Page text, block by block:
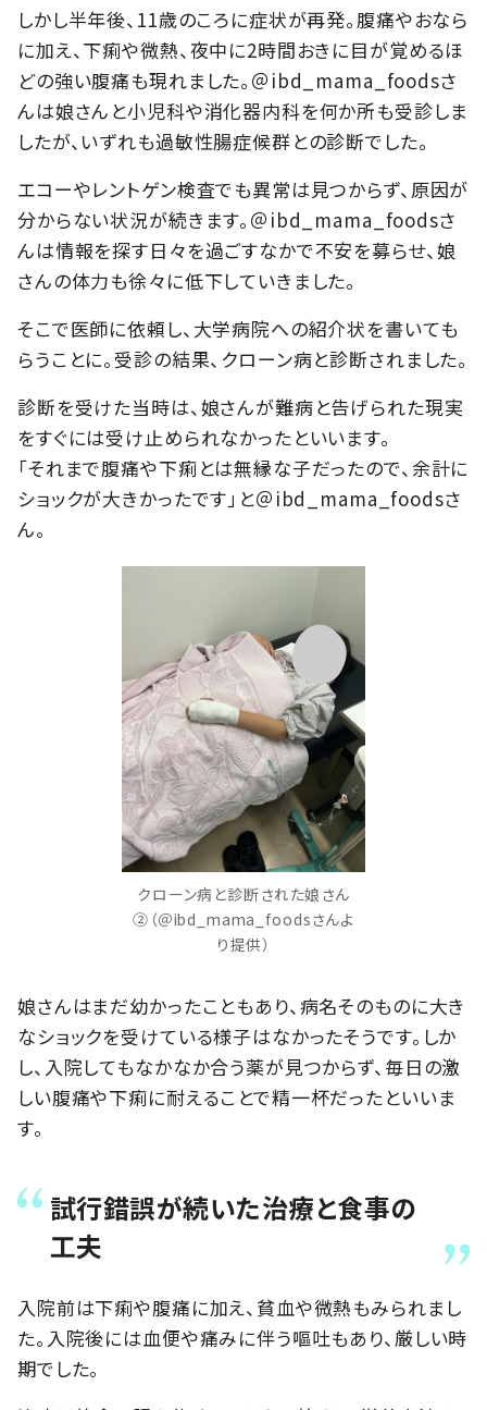
しかし半年後、11歳のころに症状が再発。腹痛やおなら
に加え、下痢や微熱、夜中に2時間おきに目が覚めるほ
どの強い腹痛も現れました。＠ibd_mama_foodsさ
んは娘さんと小児科や消化器内科を何か所も受診しま
したが、いずれも過敏性腸症候群との診断でした。
エコーやレントゲン検査でも異常は見つからず、原因が
分からない状況が続きます。＠ibd_mama_foodsさ
んは情報を探す日々を過ごすなかで不安を募らせ、娘
さんの体力も徐々に低下していきました。
そこで医師に依頼し、大学病院への紹介状を書いても
らうことに。受診の結果、クローン病と診断されました。
診断を受けた当時は、娘さんが難病と告げられた現実
をすぐには受け止められなかったといいます。
「それまで腹痛や下痢とは無縁な子だったので、余計に
ショックが大きかったです」と＠ibd_mama_foodsさ
ん。
クローン病と診断された娘さん
②（＠ibd_mama_foodsさんよ
り提供）
娘さんはまだ幼かったこともあり、病名そのものに大き
なショックを受けている様子はなかったそうです。しか
し、入院してもなかなか合う薬が見つからず、毎日の激
しい腹痛や下痢に耐えることで精一杯だったといいま
す。
試行錯誤が続いた治療と食事の
工夫
入院前は下痢や腹痛に加え、貧血や微熱もみられまし
た。入院後には血便や痛みに伴う嘔吐もあり、厳しい時
期でした。